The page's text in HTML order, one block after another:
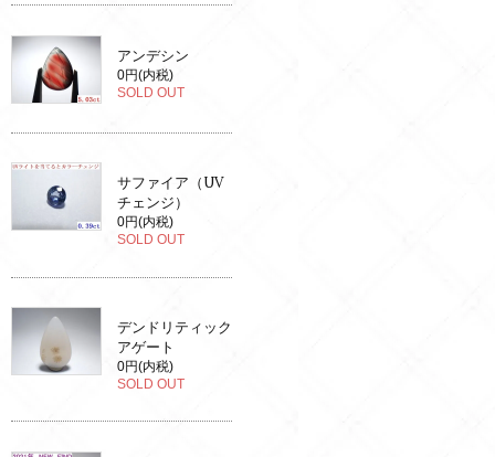
アンデシン
0円(内税)
SOLD OUT
サファイア（UV
チェンジ）
0円(内税)
SOLD OUT
デンドリティック
アゲート
0円(内税)
SOLD OUT